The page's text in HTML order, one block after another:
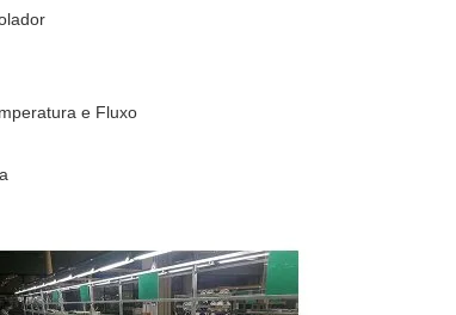
e Fluxo